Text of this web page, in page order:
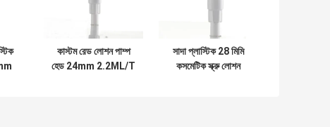
কাস্টম রেড লোশন পাম্প
হেড 24mm 2.2ML/T
সাদা প্লাস্টিক 28 মিমি
কসমেটিক স্ক্রু লোশন